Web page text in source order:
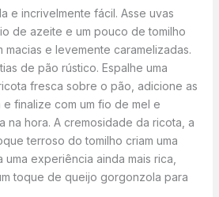
e incrivelmente fácil. Asse uvas
de azeite e um pouco de tomilho
e levemente caramelizadas.
de pão rústico. Espalhe uma
fresca sobre o pão, adicione as
e finalize com um fio de mel e
na hora. A cremosidade da ricota, a
terroso do tomilho criam uma
uma experiência ainda mais rica,
toque de queijo gorgonzola para